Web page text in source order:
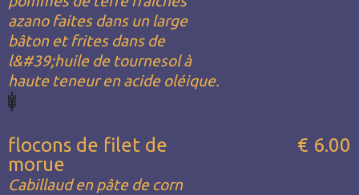
azano faites dans un large
bâton et frites dans de
l&#39;huile de tournesol à
haute teneur en acide oléique.
flocons de filet de
morue
Cabillaud en pâte de corn
€ 6.00